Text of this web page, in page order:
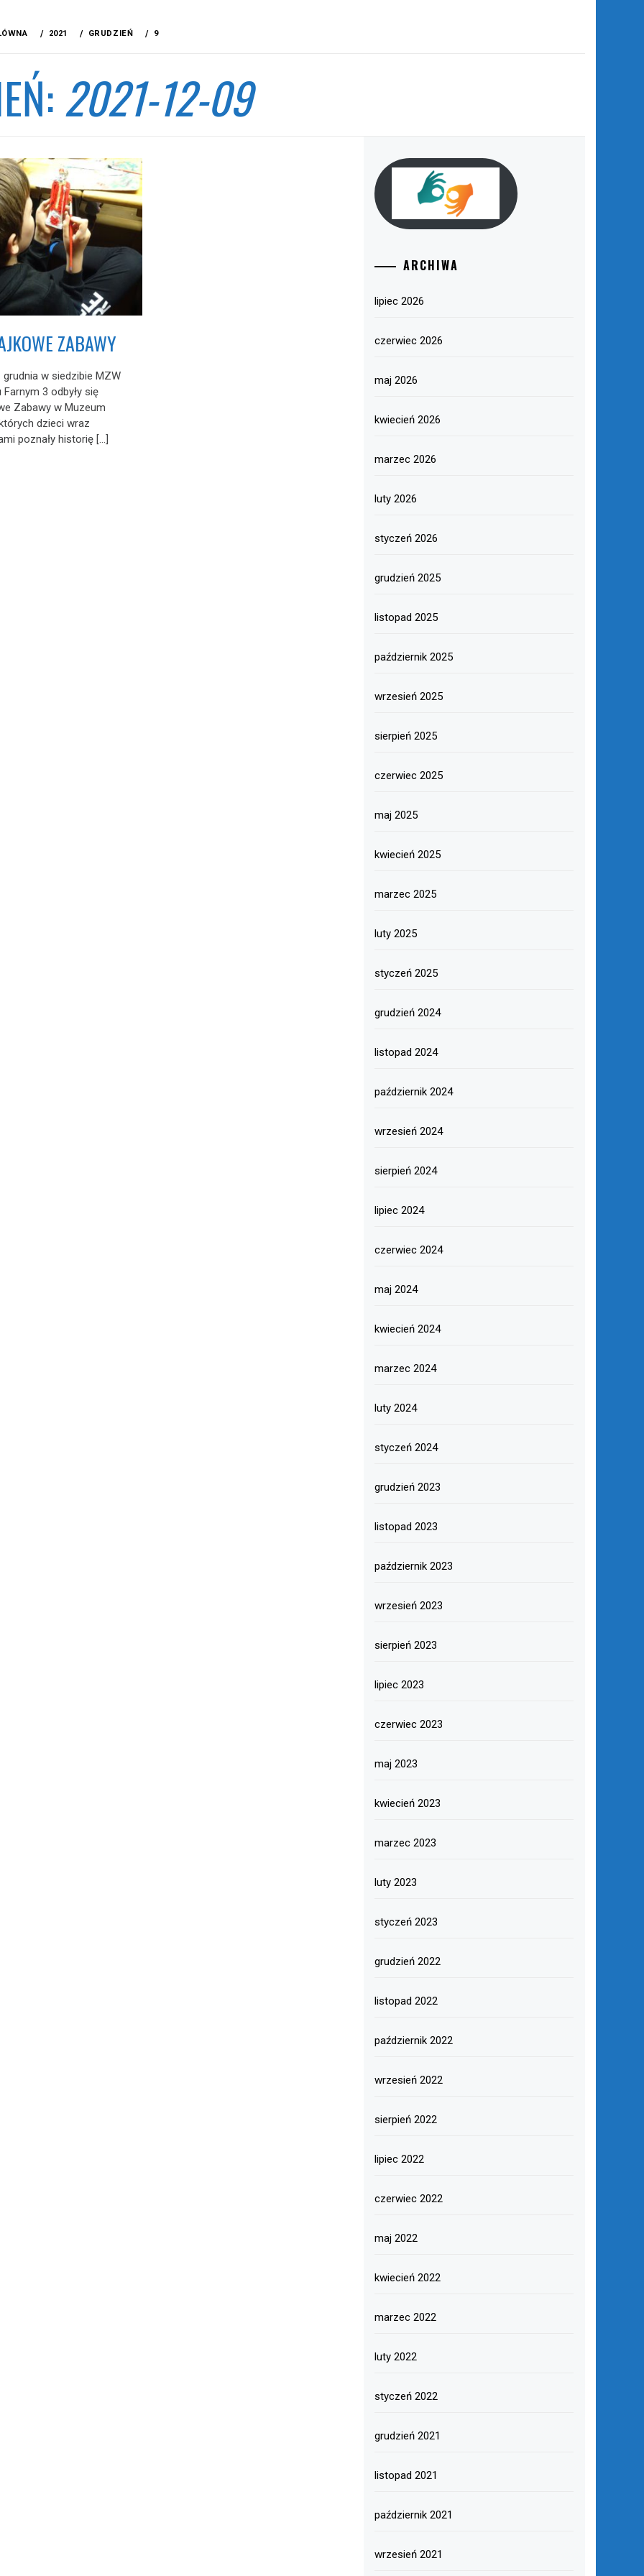
2021 GRUDZIEŃ 9
2021-12-09
ZABAWY
grudnia w siedzibie MZW
Farnym 3 odbyły się
Zabawy w Muzeum
dzieci wraz
poznały historię […]
ARCHIWA
lipiec 2026
czerwiec 2026
maj 2026
kwiecień 2026
marzec 2026
luty 2026
styczeń 2026
grudzień 2025
listopad 2025
październik 2025
wrzesień 2025
sierpień 2025
czerwiec 2025
maj 2025
kwiecień 2025
marzec 2025
luty 2025
styczeń 2025
grudzień 2024
listopad 2024
październik 2024
wrzesień 2024
sierpień 2024
lipiec 2024
czerwiec 2024
maj 2024
kwiecień 2024
marzec 2024
luty 2024
styczeń 2024
grudzień 2023
listopad 2023
październik 2023
wrzesień 2023
sierpień 2023
lipiec 2023
czerwiec 2023
maj 2023
kwiecień 2023
marzec 2023
luty 2023
styczeń 2023
grudzień 2022
listopad 2022
październik 2022
wrzesień 2022
sierpień 2022
lipiec 2022
czerwiec 2022
maj 2022
kwiecień 2022
marzec 2022
luty 2022
styczeń 2022
grudzień 2021
listopad 2021
październik 2021
wrzesień 2021